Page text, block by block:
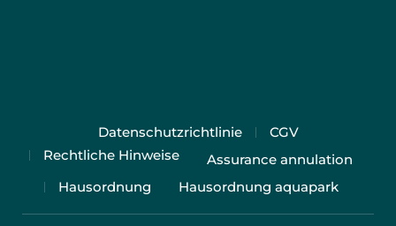
Datenschutzrichtlinie
CGV
Rechtliche Hinweise
Assurance annulation
Hausordnung
Hausordnung aquapark